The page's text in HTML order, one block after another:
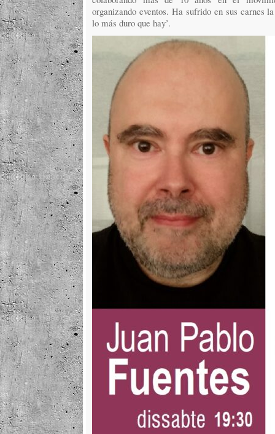
organizando eventos. Ha sufrido en sus carnes
lo más duro que hay’.